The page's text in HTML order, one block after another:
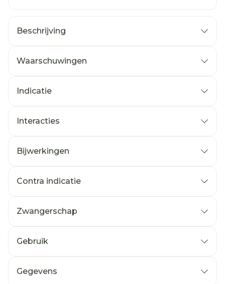
Beschrijving
Waarschuwingen
Indicatie
Interacties
Bijwerkingen
Contra indicatie
Zwangerschap
Gebruik
Gegevens